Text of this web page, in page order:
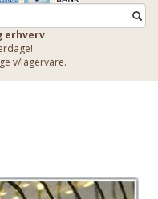
erhverv
v/lagervare.